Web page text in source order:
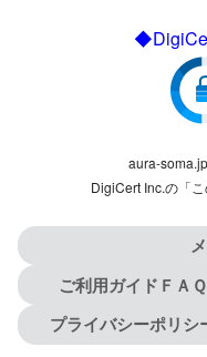
aura-
DigiCert Inc.の「
ご利用ガイドＦＡＱ
プライバシーポリシ